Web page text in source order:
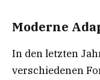
Moderne
In den letzten
verschiedenen